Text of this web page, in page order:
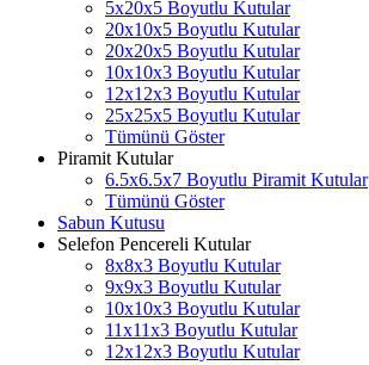
5x20x5 Boyutlu Kutular
20x10x5 Boyutlu Kutular
20x20x5 Boyutlu Kutular
10x10x3 Boyutlu Kutular
12x12x3 Boyutlu Kutular
25x25x5 Boyutlu Kutular
Tümünü Göster
Piramit Kutular
6.5x6.5x7 Boyutlu Piramit Kutular
Tümünü Göster
Sabun Kutusu
Selefon Pencereli Kutular
8x8x3 Boyutlu Kutular
9x9x3 Boyutlu Kutular
10x10x3 Boyutlu Kutular
11x11x3 Boyutlu Kutular
12x12x3 Boyutlu Kutular